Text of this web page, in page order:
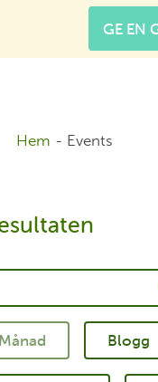
GE EN
Hem - Events
Blogg